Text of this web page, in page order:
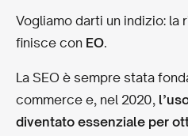
Vogliamo darti un indizio: la
finisce con EO.
La SEO è sempre stata
commerce e, nel 2020,
diventato essenziale per